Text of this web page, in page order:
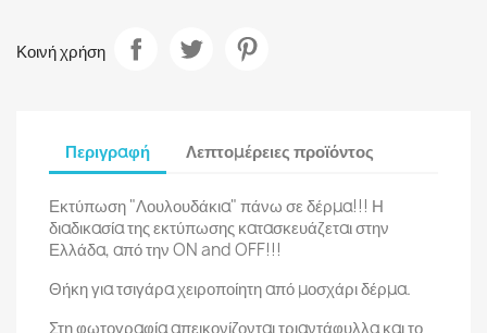
Κοινή χρήση
Περιγραφή Λεπτομέρειες προϊόντος
Εκτύπωση "Λουλουδάκια" πάνω σε δέρμα!!! Η
διαδικασία της εκτύπωσης κατασκευάζεται στην
Ελλάδα, από την ON and OFF!!!
Θήκη για τσιγάρα χειροποίητη από μοσχάρι δέρμα.
Στη φωτογραφία απεικονίζονται τριαντάφυλλα και το